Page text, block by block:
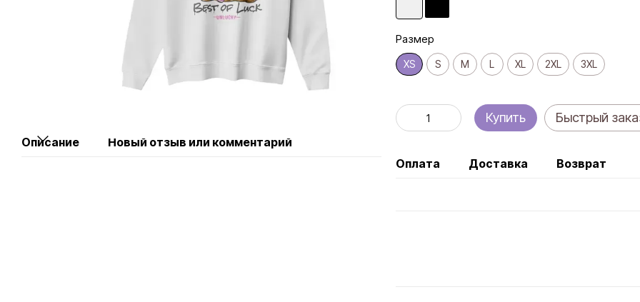
Описание Новый отзыв или комментарий
Размер
XS S M L XL 2XL 3XL
Купить Быстрый
Оплата Доставка Возврат